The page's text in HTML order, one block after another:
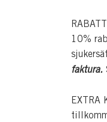
10%
faktura.
EXTRA